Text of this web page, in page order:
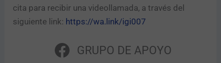
cita para recibir una videollamada, a través del
siguiente link: https://wa.link/igi007
GRUPO DE APOYO